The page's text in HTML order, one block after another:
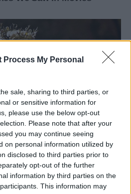
Process My Personal
sale, sharing to third parties, or
or sensitive information for
please use the below opt-out
Please note that after your
you may continue seeing
on personal information utilized by
disclosed to third parties prior to
opt-out of the further
information by third parties on the
This information may